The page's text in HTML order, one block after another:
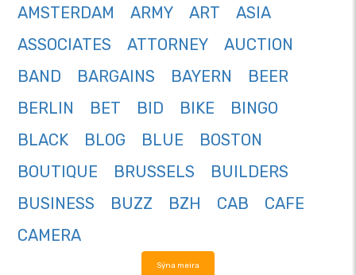
AMSTERDAM
ARMY ART
ASIA
ASSOCIATES
ATTORNEY
AUCTION
BAND
BARGAINS BAYERN
BEER
BERLIN
BET BID BIKE
BINGO
BLACK
BLOG BLUE
BOSTON
BOUTIQUE
BRUSSELS
BUILDERS
BUSINESS
BUZZ BZH CAB
CAFE
CAMERA
Sýna meira